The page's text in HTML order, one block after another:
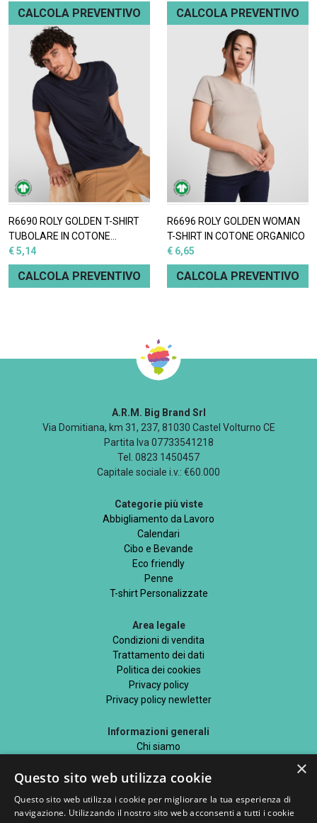
CALCOLA PREVENTIVO CALCOLA PREVENTIVO
R6690 ROLY GOLDEN T-SHIRT
TUBOLARE IN COTONE
BIOLOGICO
€ 5,14
CALCOLA PREVENTIVO
R6696 ROLY GOLDEN WOMAN
T-SHIRT IN COTONE ORGANICO
€ 6,65
CALCOLA PREVENTIVO
A.R.M. Big Brand Srl
Via Domitiana, km 31, 237, 81030 Castel Volturno CE
Partita Iva 07733541218
Tel. 0823 1450457
Capitale sociale i.v.: €60.000
Categorie più viste
Abbigliamento da Lavoro
Calendari
Cibo e Bevande
Eco friendly
Penne
T-shirt Personalizzate
Area legale
Condizioni di vendita
Trattamento dei dati
Politica dei cookies
Privacy policy
Privacy policy newletter
Informazioni generali
Chi siamo
Blog
×
Questo sito web utilizza cookie
Questo sito web utilizza i cookie per migliorare la tua esperienza di
navigazione. Utilizzando il nostro sito web acconsenti a tutti i cookie